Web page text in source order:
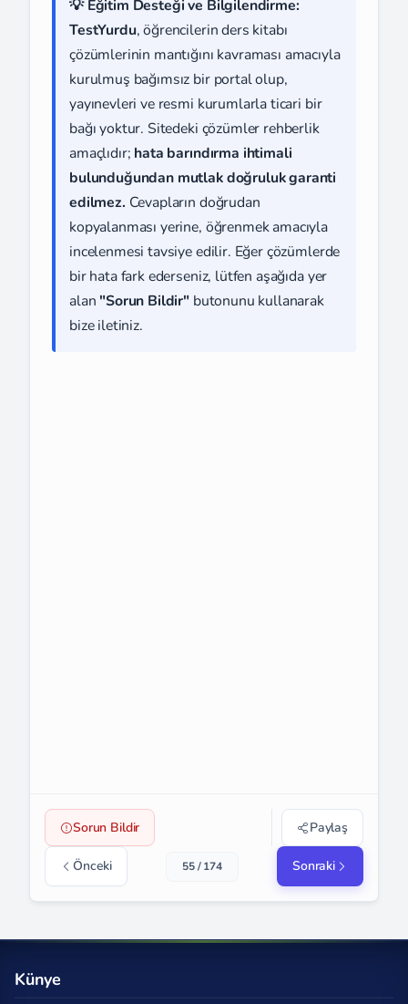
💡 Eğitim Desteği ve Bilgilendirme:
TestYurdu, öğrencilerin ders kitabı
çözümlerinin mantığını kavraması amacıyla
kurulmuş bağımsız bir portal olup,
yayınevleri ve resmi kurumlarla ticari bir
bağı yoktur. Sitedeki çözümler rehberlik
amaçlıdır; hata barındırma ihtimali
bulunduğundan mutlak doğruluk garanti
edilmez. Cevapların doğrudan
kopyalanması yerine, öğrenmek amacıyla
incelenmesi tavsiye edilir. Eğer çözümlerde
bir hata fark ederseniz, lütfen aşağıda yer
alan "Sorun Bildir" butonunu kullanarak
bize iletiniz.
Sorun Bildir Paylaş
Önceki 55 / 174 Sonraki
Künye